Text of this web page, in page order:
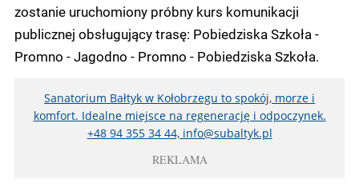
zostanie uruchomiony próbny kurs komunikacji
publicznej obsługujący trasę: Pobiedziska Szkoła -
Promno - Jagodno - Promno - Pobiedziska Szkoła.
Sanatorium Bałtyk w Kołobrzegu to spokój, morze i
komfort. Idealne miejsce na regenerację i odpoczynek.
+48 94 355 34 44, info@subaltyk.pl
REKLAMA